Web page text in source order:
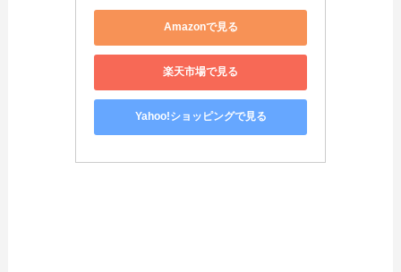
Amazonで見る
楽天市場で見る
Yahoo!ショッピングで見る